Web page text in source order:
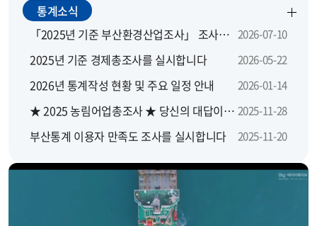
통계소식
「2025년 기준 부산환경산업조사」 조사요원을 모집합니다. 2026-07-10
2025년 기준 경제총조사를 실시합니다 2026-05-22
2026년 통계작성 현황 및 주요 일정 안내 2026-01-14
★ 2025 농림어업총조사 ★ 당신의 대답이 대한민국의 농산어촌에 좋은 답이 됩니다 2025-11-28
부산통계 이용자 만족도 조사를 실시합니다 2025-11-20